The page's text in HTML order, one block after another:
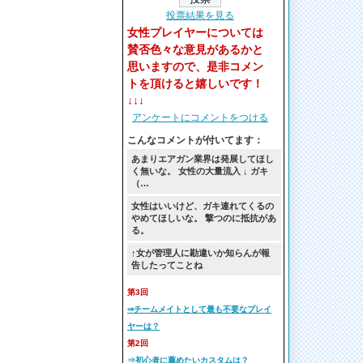
投票結果を見る
女性プレイヤーについては
賛否色々な意見があるかと
思いますので、是非コメン
トを頂けると嬉しいです！
↓↓↓
アンケートにコメントをつける
こんなコメントが付いてます：
あまりエアガン業界は発展してほし
く無いな。 女性の大量流入 ↓ ガキ
（…
女性はいいけど、ガキ連れてくるの
やめてほしいな。 撃つのに抵抗があ
る。
↑女が管理人に勘違いか知らんが報
告したってことね
第3回
⇒チームメイトとして最も不要なプレイ
ヤーは？
第2回
⇒初心者に薦めたいカスタムは？